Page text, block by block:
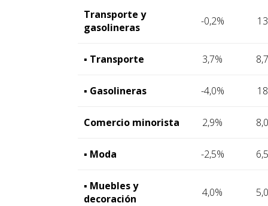
Transporte y
gasolineras
-0,2%
▪ Transporte 3,7%
▪ Gasolineras -4,0%
Comercio minorista 2,9%
▪ Moda -2,5%
▪ Muebles y
decoración
4,0%